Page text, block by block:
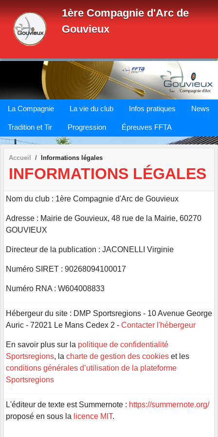
1ère Compagnie d'Arc de
Gouvieux
La Compagnie La vie du club Infos pratiques News
Tradition et Tir Progression Épreuves FFTA
Accueil Informations légales
INFORMATIONS LÉGALES
Nom du club : 1ère Compagnie d'Arc de Gouvieux
Adresse : Mairie de Gouvieux, 48 rue de la Mairie, 60270
GOUVIEUX
Directeur de la publication : JACONELLI Virginie
Numéro SIRET : 90268094100017
Numéro RNA : W604008833
Hébergeur du site : DMP Sportsregions - 10 Avenue George
Auric - 72021 Le Mans Cedex 2 - Contacter l'hébergeur
En savoir plus sur la politique de confidentialité
Sportsregions, la charte de gestion des cookies et les
conditions générales d’utilisation de la plateforme
Sportsregions
L'éditeur de texte est Summernote : https://summernote.org/
proposé en sous la licence MIT.